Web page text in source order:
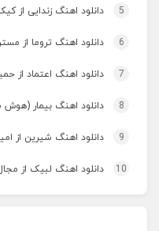
5 دانلود اهنگ زندایی از
6 دانلود اهنگ تروما از مستر
7 دانلود اهنگ اعتماد از
8 دانلود اهنگ بیمار (هوش
9 دانلود اهنگ شیرین از
10 دانلود اهنگ لبیک از